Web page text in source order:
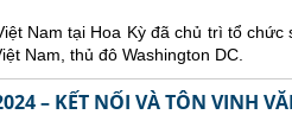
Nam tại Hoa Kỳ đã chủ trì tổ
Nam, thủ đô Washington DC.
– KẾT NỐI VÀ TÔN VINH